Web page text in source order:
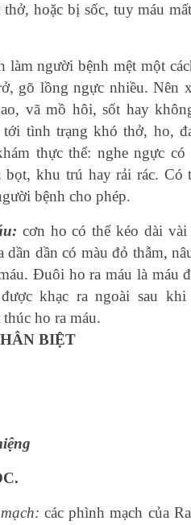
hoặc bị sốc, tuy máu
làm người bệnh mệt một
gõ lồng ngực nhiều. Nên
vã mồ hôi, sốt hay
tình trạng khó thở, ho,
thực thể: nghe ngực có
bọt, khu trú hay rải rác. Có
bệnh cho phép.
cơn ho có thể kéo dài
dần dần có màu đỏ thẫm,
Đuôi ho ra máu là máu
khạc ra ngoài sau khi
ho ra máu.
BIỆT
các phình mạch của